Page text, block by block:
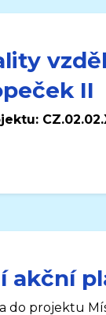
II
akční
do projektu